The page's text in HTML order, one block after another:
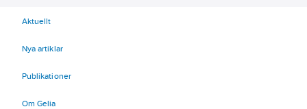
Aktuellt
Nya artiklar
Publikationer
Om Gelia